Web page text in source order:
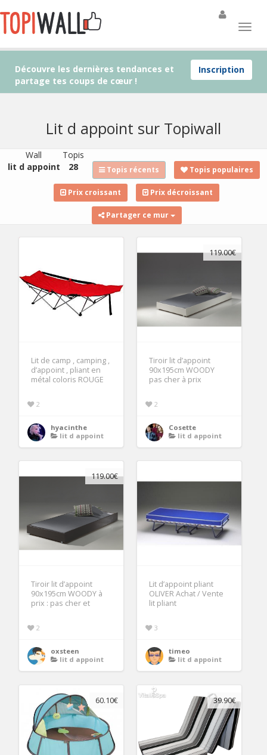
Inscription
Découvre les dernières tendances et
partage tes coups de cœur !
Lit d appoint sur Topiwall
Wall
lit d appoint
Topis
28
Topis récents Topis populaires
Prix croissant Prix décroissant
Partager ce mur
Lit de camp , camping ,
d’appoint , pliant en
métal coloris ROUGE
2
hyacinthe
lit d appoint
119.00€
Tiroir lit d’appoint
90x195cm WOODY
pas cher à prix
2
Cosette
lit d appoint
119.00€
Tiroir lit d’appoint
90x195cm WOODY à
prix : pas cher et
2
oxsteen
lit d appoint
Lit d’appoint pliant
OLIVER Achat / Vente
lit pliant
3
timeo
lit d appoint
60.10€ 39.90€